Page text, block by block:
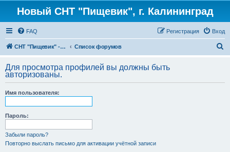
Новый СНТ "Пищевик", г. Калининград
FAQ Вход
Регистрация
СНТ "Пищевик" - возвращение на Главную страницу Список форумов
с
Для просмотра профилей вы должны быть
авторизованы.
Имя пользователя:
Пароль:
Забыли пароль?
Повторно выслать письмо для активации учётной записи